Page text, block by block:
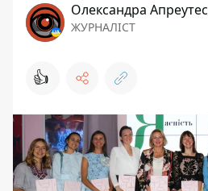
Олександра Апреутес
ЖУРНАЛІСТ
👍